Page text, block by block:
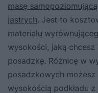
masę samopoziomującą
jastrych. Jest to
materiału
wysokości, jaką chcesz
posadzkę. Różnicę w
posadzkowych
wysokością podkładu